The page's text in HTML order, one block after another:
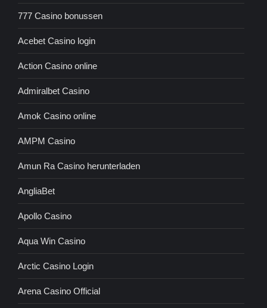
777 Casino bonussen
Acebet Casino login
Action Casino online
Admiralbet Casino
Amok Casino online
AMPM Casino
Amun Ra Casino herunterladen
AngliaBet
Apollo Casino
Aqua Win Casino
Arctic Casino Login
Arena Casino Official